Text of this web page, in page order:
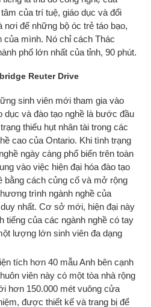
của trí tuệ, giáo dục và đổi
nơi để những bộ óc trẻ táo bạo,
của mình. Nó chỉ cách Thác
phố lớn nhất của tỉnh, 90 phút.
Reuter Drive
sinh viên mới tham gia vào
dục và đào tạo nghề là bước đầu
thiếu hụt nhân tài trong các
cao của Ontario. Khi tình trạng
ngày càng phổ biến trên toàn
vào việc hiện đại hóa đào tạo
bằng cách củng cố và mở rộng
trình ngành nghề của
nhất. Cơ sở mới, hiện đại này
tiếng của các ngành nghề có tay
lượng lớn sinh viên đa dạng
tích hơn 40 mẫu Anh bên cạnh
viên này có một tòa nhà rộng
hơn 150.000 mét vuông cửa
được thiết kế và trang bị để